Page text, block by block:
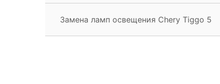
Замена ламп освещения Chery Tiggo 5